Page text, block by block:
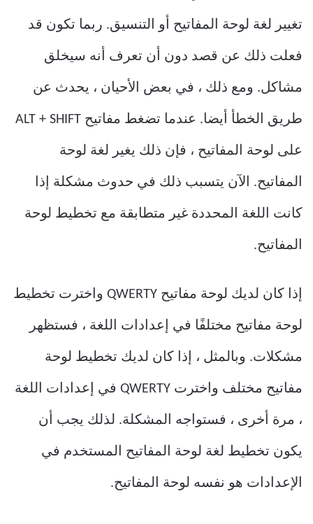
تغيير لغة لوحة المفاتيح أو التنسيق. ربما تكون قد
فعلت ذلك عن قصد دون أن تعرف أنه سيخلق
مشاكل. ومع ذلك ، في بعض الأحيان ، يحدث عن
طريق الخطأ أيضا. عندما تضغط مفاتيح ALT + SHIFT
على لوحة المفاتيح ، فإن ذلك يغير لغة لوحة
المفاتيح. الآن يتسبب ذلك في حدوث مشكلة إذا
كانت اللغة المحددة غير متطابقة مع تخطيط لوحة
المفاتيح.
إذا كان لديك لوحة مفاتيح QWERTY واخترت تخطيط
لوحة مفاتيح مختلفًا في إعدادات اللغة ، فستظهر
مشكلات. وبالمثل ، إذا كان لديك تخطيط لوحة
مفاتيح مختلف واخترت QWERTY في إعدادات اللغة
، مرة أخرى ، فستواجه المشكلة. لذلك يجب أن
يكون تخطيط لغة لوحة المفاتيح المستخدم في
الإعدادات هو نفسه لوحة المفاتيح.